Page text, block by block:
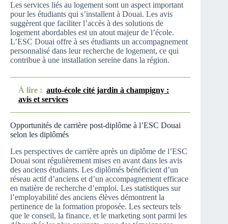
Les services liés au logement sont un aspect important
pour les étudiants qui s’installent à Douai. Les avis
suggèrent que faciliter l’accès à des solutions de
logement abordables est un atout majeur de l’école.
L’ESC Douai offre à ses étudiants un accompagnement
personnalisé dans leur recherche de logement, ce qui
contribue à une installation sereine dans la région.
À lire : auto-école cité jardin à champigny :
avis et services
Opportunités de carrière post-diplôme à l’ESC Douai
selon les diplômés
Les perspectives de carrière après un diplôme de l’ESC
Douai sont régulièrement mises en avant dans les avis
des anciens étudiants. Les diplômés bénéficient d’un
réseau actif d’anciens et d’un accompagnement efficace
en matière de recherche d’emploi. Les statistiques sur
l’employabilité des anciens élèves démontrent la
pertinence de la formation proposée. Les secteurs tels
que le conseil, la finance, et le marketing sont parmi les